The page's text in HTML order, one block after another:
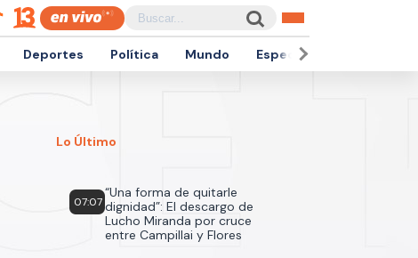
Deportes Política Mundo Espectáculos
Lo Último
07:07
“Una forma de quitarle
dignidad”: El descargo de
Lucho Miranda por cruce
entre Campillai y Flores